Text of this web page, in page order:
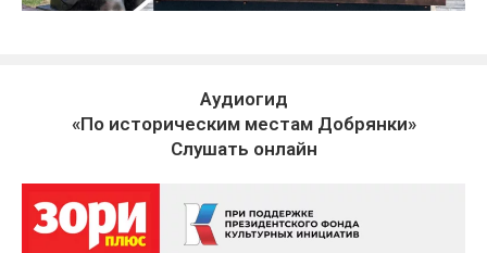
Аудиогид
«По историческим местам Добрянки»
Слушать онлайн